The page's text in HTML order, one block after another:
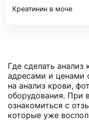
Креатинин в моче
Где сделать анализ
адресами и ценами
на анализ крови,
оборудования. При
ознакомиться с
которые уже